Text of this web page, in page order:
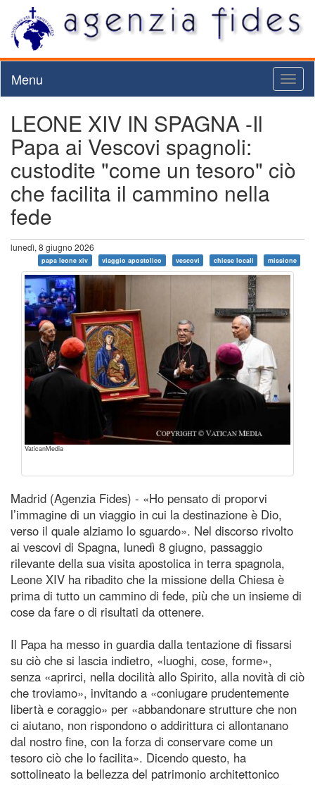
Menu
LEONE XIV IN SPAGNA -Il
Papa ai Vescovi spagnoli:
custodite "come un tesoro" ciò
che facilita il cammino nella
fede
lunedì, 8 giugno 2026
papa leone xiv viaggio apostolico vescovi chiese locali missione
VaticanMedia
Madrid (Agenzia Fides) - «Ho pensato di proporvi
l’immagine di un viaggio in cui la destinazione è Dio,
verso il quale alziamo lo sguardo». Nel discorso rivolto
ai vescovi di Spagna, lunedì 8 giugno, passaggio
rilevante della sua visita apostolica in terra spagnola,
Leone XIV ha ribadito che la missione della Chiesa è
prima di tutto un cammino di fede, più che un insieme di
cose da fare o di risultati da ottenere.
Il Papa ha messo in guardia dalla tentazione di fissarsi
su ciò che si lascia indietro, «luoghi, cose, forme»,
senza «aprirci, nella docilità allo Spirito, alla novità di ciò
che troviamo», invitando a «coniugare prudentemente
libertà e coraggio» per «abbandonare strutture che non
ci aiutano, non rispondono o addirittura ci allontanano
dal nostro fine, con la forza di conservare come un
tesoro ciò che lo facilita». Dicendo questo, ha
sottolineato la bellezza del patrimonio architettonico